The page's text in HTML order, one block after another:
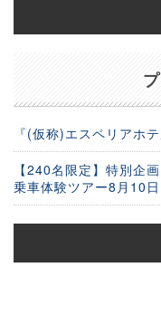
『(仮称)エスペリアホ
【240名限定】特別企
乗車体験ツアー8月10